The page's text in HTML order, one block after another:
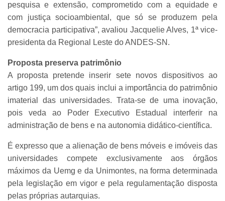
pesquisa e extensão, comprometido com a equidade e
com justiça socioambiental, que só se produzem pela
democracia participativa”, avaliou Jacquelie Alves, 1ª vice-
presidenta da Regional Leste do ANDES-SN.
Proposta preserva patrimônio
A proposta pretende inserir sete novos dispositivos ao
artigo 199, um dos quais inclui a importância do patrimônio
imaterial das universidades. Trata-se de uma inovação,
pois veda ao Poder Executivo Estadual interferir na
administração de bens e na autonomia didático-científica.
É expresso que a alienação de bens móveis e imóveis das
universidades compete exclusivamente aos órgãos
máximos da Uemg e da Unimontes, na forma determinada
pela legislação em vigor e pela regulamentação disposta
pelas próprias autarquias.